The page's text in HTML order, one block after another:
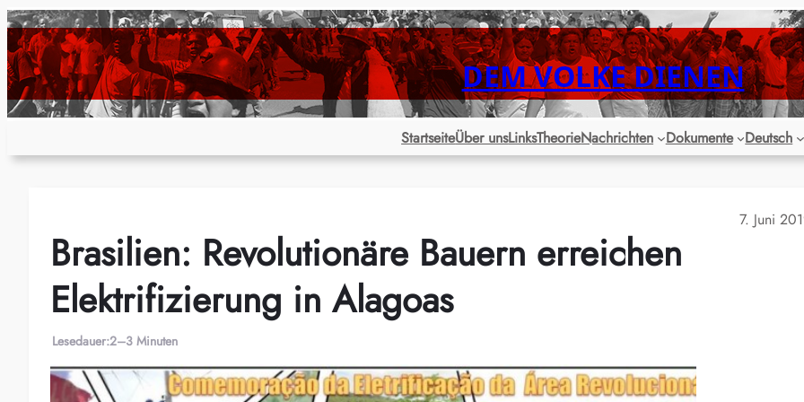
Zum
Inhalt
springen
DEM VOLKE DIENEN
StartseiteÜber unsLinksTheorieNachrichten Dokumente Deutsch
7. Juni
Brasilien: Revolutionäre Bauern erreichen
Elektrifizierung in Alagoas
Lesedauer:2–3 Minuten